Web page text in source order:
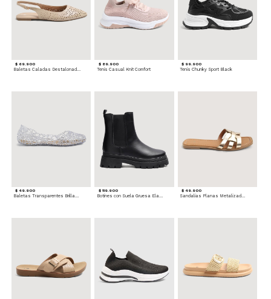
$ 69.900 $ 89.900
Tenis Casual Knit Comfort
$ 99.900
Tenis Chunky Sport Black
$ 49.900
Baletas Transparentes Brillantes
$ 119.900
Botines con Suela Gruesa Elastizada
$ 49.900
Sandalias Planas Metalizadas